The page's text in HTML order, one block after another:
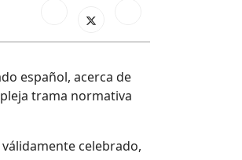
español, acerca de
trama normativa
celebrado,